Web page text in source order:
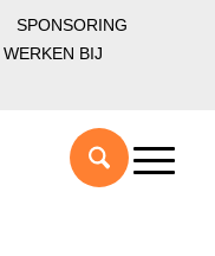
SPONSORING
WERKEN BIJ